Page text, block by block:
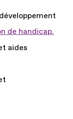
de handicap.
aides